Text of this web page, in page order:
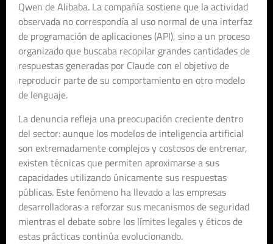
Qwen de Alibaba. La compañía sostiene que la actividad
observada no correspondía al uso normal de una interfaz
de programación de aplicaciones (API), sino a un proceso
organizado que buscaba recopilar grandes cantidades de
respuestas generadas por Claude con el objetivo de
reproducir parte de su comportamiento en otro modelo
de lenguaje.
La denuncia refleja una preocupación creciente dentro
del sector: aunque los modelos de inteligencia artificial
son extremadamente complejos y costosos de entrenar,
existen técnicas que permiten aproximarse a sus
capacidades utilizando únicamente sus respuestas
públicas. Este fenómeno ha llevado a las empresas
desarrolladoras a reforzar sus mecanismos de seguridad
mientras el debate sobre los límites legales y éticos de
estas prácticas continúa evolucionando.